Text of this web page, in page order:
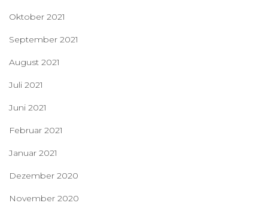
Oktober 2021
September 2021
August 2021
Juli 2021
Juni 2021
Februar 2021
Januar 2021
Dezember 2020
November 2020